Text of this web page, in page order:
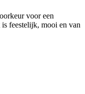
voor een
feestelijk, mooi en van